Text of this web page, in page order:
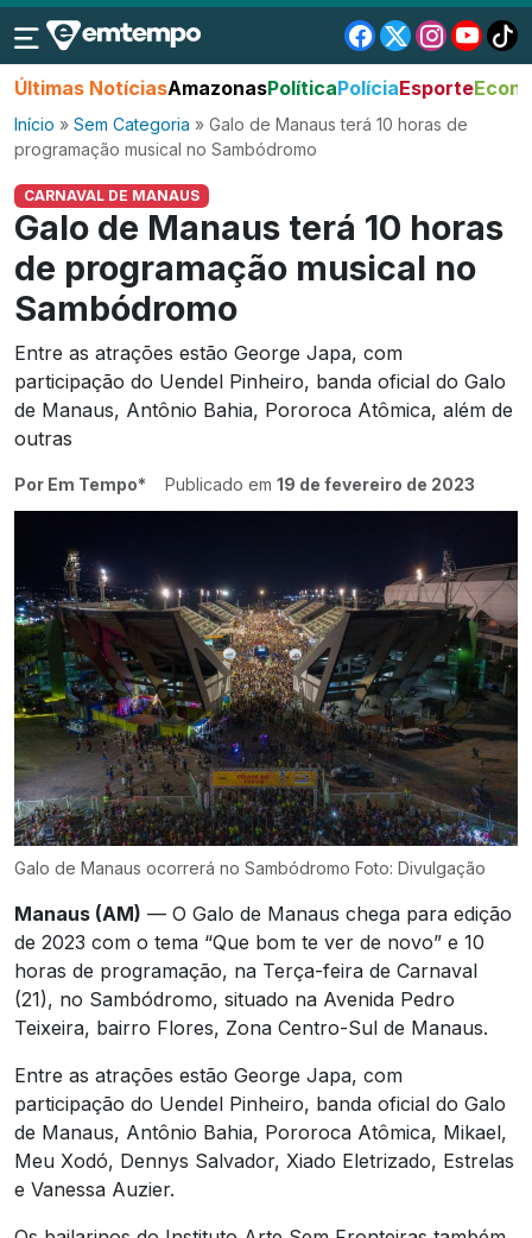
Últimas NotíciasAmazonasPolíticaPolíciaEsporte
Início » Sem Categoria » Galo de Manaus terá 10 horas de
programação musical no Sambódromo
CARNAVAL DE MANAUS
Galo de Manaus terá 10 horas
de programação musical no
Sambódromo
Entre as atrações estão George Japa, com
participação do Uendel Pinheiro, banda oficial do Galo
de Manaus, Antônio Bahia, Pororoca Atômica, além de
outras
Por Em Tempo* Publicado em 19 de fevereiro de 2023
Galo de Manaus ocorrerá no Sambódromo Foto: Divulgação
Manaus (AM) — O Galo de Manaus chega para edição
de 2023 com o tema “Que bom te ver de novo” e 10
horas de programação, na Terça-feira de Carnaval
(21), no Sambódromo, situado na Avenida Pedro
Teixeira, bairro Flores, Zona Centro-Sul de Manaus.
Entre as atrações estão George Japa, com
participação do Uendel Pinheiro, banda oficial do Galo
de Manaus, Antônio Bahia, Pororoca Atômica, Mikael,
Meu Xodó, Dennys Salvador, Xiado Eletrizado, Estrelas
e Vanessa Auzier.